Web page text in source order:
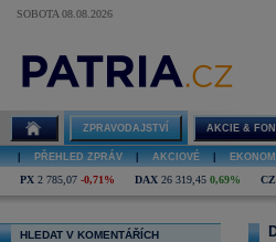
SOBOTA 08.08.2026
ZPRAVODAJSTVÍ AKCIE &
PŘEHLED ZPRÁV AKCIOVÉ
PX 2 785,07 -0,71% DAX 26 319,45 0,69%
HLEDAT V KOMENTÁŘÍCH